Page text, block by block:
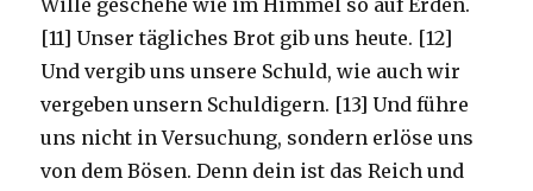
Wille geschehe wie im Himmel so auf Erden.
[11] Unser tägliches Brot gib uns heute. [12]
Und vergib uns unsere Schuld, wie auch wir
vergeben unsern Schuldigern. [13] Und führe
uns nicht in Versuchung, sondern erlöse uns
von dem Bösen. Denn dein ist das Reich und